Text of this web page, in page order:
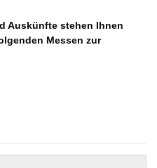
Auskünfte stehen Ihnen
Messen zur